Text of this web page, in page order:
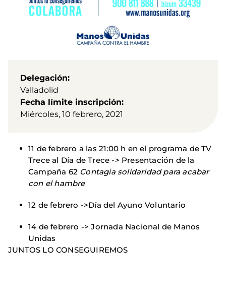
Delegación
Valladolid
Fecha límite inscripción
Miércoles, 10 febrero, 2021
11 de febrero a las 21:00 h en el programa de TV
Trece al Día de Trece -> Presentación de la
Campaña 62 Contagia solidaridad para acabar
con el hambre
12 de febrero ->Día del Ayuno Voluntario
14 de febrero -> Jornada Nacional de Manos
Unidas
JUNTOS LO CONSEGUIREMOS